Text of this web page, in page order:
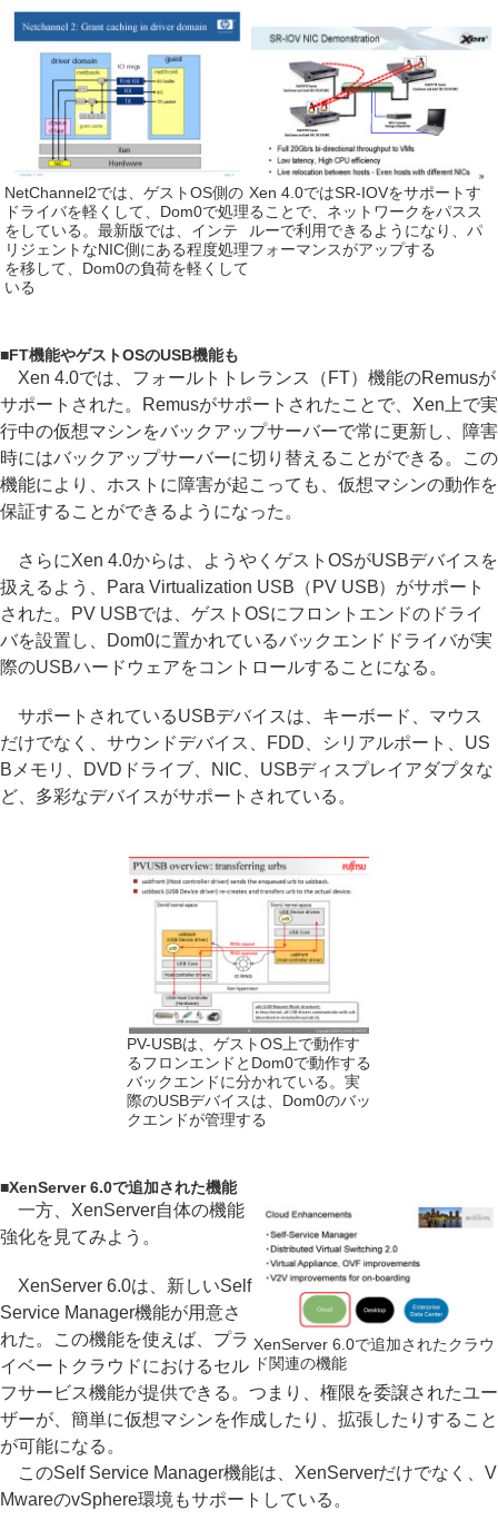
NetChannel2では、ゲストOS側の
ドライバを軽くして、Dom0で処理
をしている。最新版では、インテ
リジェントなNIC側にある程度処理
を移して、Dom0の負荷を軽くして
いる
Xen 4.0ではSR-IOVをサポートす
ることで、ネットワークをパスス
ルーで利用できるようになり、パ
フォーマンスがアップする
■FT機能やゲストOSのUSB機能も
Xen 4.0では、フォールトトレランス（FT）機能のRemusが
サポートされた。Remusがサポートされたことで、Xen上で実
行中の仮想マシンをバックアップサーバーで常に更新し、障害
時にはバックアップサーバーに切り替えることができる。この
機能により、ホストに障害が起こっても、仮想マシンの動作を
保証することができるようになった。
さらにXen 4.0からは、ようやくゲストOSがUSBデバイスを
扱えるよう、Para Virtualization USB（PV USB）がサポート
された。PV USBでは、ゲストOSにフロントエンドのドライ
バを設置し、Dom0に置かれているバックエンドドライバが実
際のUSBハードウェアをコントロールすることになる。
サポートされているUSBデバイスは、キーボード、マウス
だけでなく、サウンドデバイス、FDD、シリアルポート、US
Bメモリ、DVDドライブ、NIC、USBディスプレイアダプタな
ど、多彩なデバイスがサポートされている。
PV-USBは、ゲストOS上で動作す
るフロンエンドとDom0で動作する
バックエンドに分かれている。実
際のUSBデバイスは、Dom0のバッ
クエンドが管理する
■XenServer 6.0で追加された機能
XenServer 6.0で追加されたクラウ
ド関連の機能
一方、XenServer自体の機能
強化を見てみよう。
XenServer 6.0は、新しいSelf
Service Manager機能が用意さ
れた。この機能を使えば、プラ
イベートクラウドにおけるセル
フサービス機能が提供できる。つまり、権限を委譲されたユー
ザーが、簡単に仮想マシンを作成したり、拡張したりすること
が可能になる。
このSelf Service Manager機能は、XenServerだけでなく、V
MwareのvSphere環境もサポートしている。